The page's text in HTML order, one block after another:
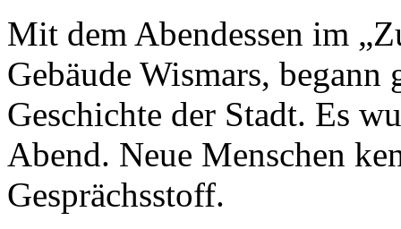
Mit dem Abendessen im
Gebäude Wismars,
Geschichte der Stadt. Es
Abend. Neue Menschen
Gesprächsstoff.